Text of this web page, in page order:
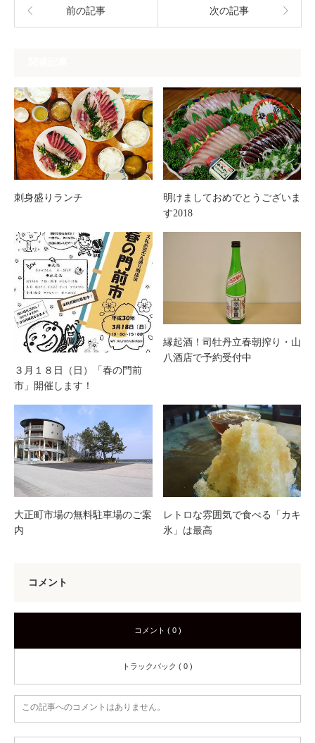
前の記事 次の記事
刺身盛りランチ
明けましておめでとうございま
す2018
３月１８日（日）「春の門前
市」開催します！
縁起酒！司牡丹立春朝搾り・山
八酒店で予約受付中
大正町市場の無料駐車場のご案
内
レトロな雰囲気で食べる「カキ
氷」は最高
コメント
コメント ( 0 )
トラックバック ( 0 )
この記事へのコメントはありません。